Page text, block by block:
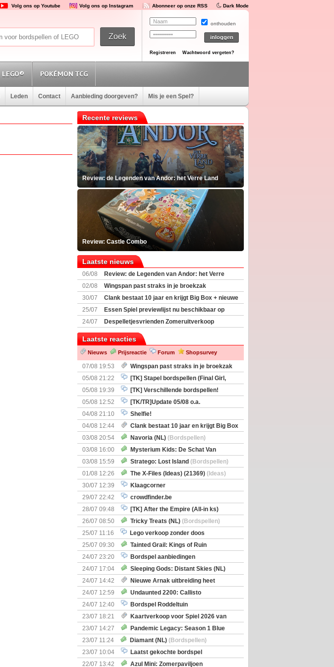
Volg ons op Youtube Volg ons op Instagram Abonneer op onze RSS Dark Mode
onthouden
Registreren Wachtwoord vergeten?
LEGO® POKÉMON TCG
Leden Contact Aanbieding doorgeven? Mis je een Spel?
Recente reviews
Review: de Legenden van Andor: het Verre Land
Review: Castle Combo
Laatste nieuws
06/08
Review: de Legenden van Andor: het Verre
Land
02/08
Wingspan past straks in je broekzak
30/07
Clank bestaat 10 jaar en krijgt Big Box + nieuwe
uitbreiding
25/07
Essen Spiel previewlijst nu beschikbaar op
Boardgamegeek
24/07
Despelletjesvrienden Zomeruitverkoop
Laatste reacties
Nieuws Prijsreactie Forum Shopsurvey
07/08 19:53
Wingspan past straks in je broekzak
05/08 21:22
[TK] Stapel bordspellen (Final Girl,
Nemesis Retaliation, Zombicide Invader)
05/08 19:39
[TK] Verschillende bordspellen!
05/08 12:52
[TK/TR]Update 05/08 o.a.
Prijsverlagingen, Imperium Horizons, 20 Strong
04/08 21:10
Shelfie!
04/08 12:44
Clank bestaat 10 jaar en krijgt Big Box
+ nieuwe uitbreiding
03/08 20:54 Navoria (NL) (Bordspellen)
03/08 16:00
Mysterium Kids: De Schat Van
Kapitein Boe
(Bordspellen)
03/08 15:59 Stratego: Lost Island (Bordspellen)
01/08 12:26
The X-Files (Ideas) (21369) (Ideas)
30/07 12:39
Klaagcorner
29/07 22:42
crowdfinder.be
28/07 09:48
[TK] After the Empire (All-in ks)
26/07 08:50
Tricky Treats (NL) (Bordspellen)
25/07 11:16
Lego verkoop zonder doos
25/07 09:30
Tainted Grail: Kings of Ruin
Uitbreiding: Wyrd Encounters(Bordspellen)
24/07 23:20
Bordspel aanbiedingen
24/07 17:04
Sleeping Gods: Distant Skies (NL)
(Bordspellen)
24/07 14:42
Nieuwe Arnak uitbreiding heet
Surprise Shipments
24/07 12:59
Undaunted 2200: Callisto
(Bordspellen)
24/07 12:40
Bordspel Roddeltuin
23/07 18:21
Kaartverkoop voor Spiel 2026 van
start
23/07 14:27
Pandemic Legacy: Season 1 Blue
(Bordspellen)
23/07 11:24 Diamant (NL) (Bordspellen)
23/07 10:04
Laatst gekochte bordspel
22/07 13:42
Azul Mini: Zomerpaviljoen